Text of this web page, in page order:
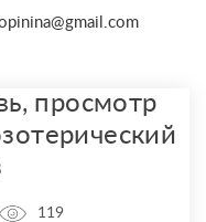
просмотр
119